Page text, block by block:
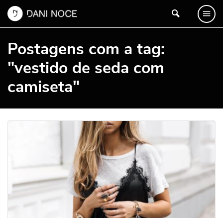
Postagens com a tag:
"vestido de seda com
camiseta"